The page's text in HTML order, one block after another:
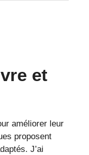
et
améliorer leur
proposent
J’ai